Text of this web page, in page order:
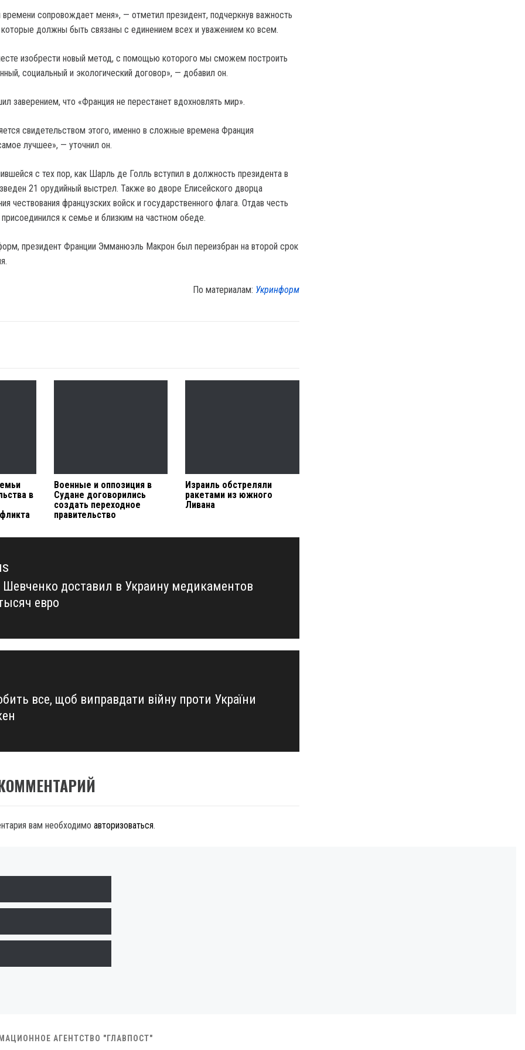
времени сопровождает меня», — отметил президент, подчеркнув важность
должны быть связаны с единением всех и уважением ко всем.
изобрести новый метод, с помощью которого мы сможем построить
социальный и экологический договор», — добавил он.
заверением, что «Франция не перестанет вдохновлять мир».
свидетельством этого, именно в сложные времена Франция
лучшее», — уточнил он.
с тех пор, как Шарль де Голль вступил в должность президента в
21 орудийный выстрел. Также во дворе Елисейского дворца
чествования французских войск и государственного флага. Отдав честь
к семье и близким на частном обеде.
президент Франции Эмманюэль Макрон был переизбран на второй срок
По материалам: Укринформ
в
Военные и оппозиция в
Судане договорились
создать переходное
правительство
Израиль обстреляли
ракетами из южного
Ливана
доставил в Украину медикаментов
евро
все, щоб виправдати війну проти України
вам необходимо авторизоваться.
АГЕНТСТВО "ГЛАВПОСТ"